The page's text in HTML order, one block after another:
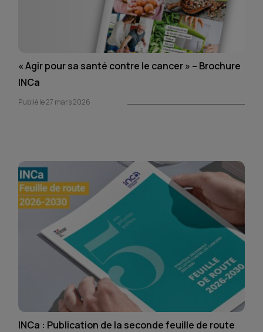
« Agir pour sa santé contre le cancer » – Brochure
INCa
Publié le 27 mars 2026
INCa : Publication de la seconde feuille de route